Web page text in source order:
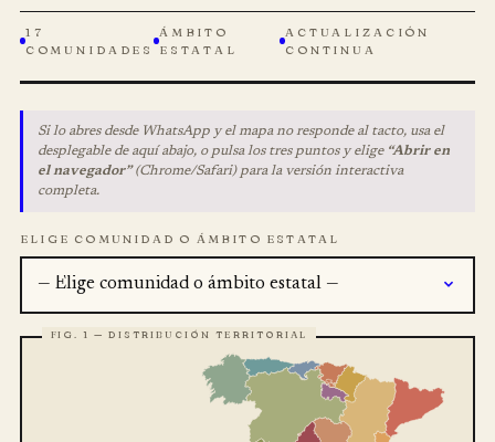
17
COMUNIDADES
ÁMBITO
ESTATAL
ACTUALIZACIÓN
CONTINUA
Si lo abres desde WhatsApp y el mapa no responde al tacto, usa el
desplegable de aquí abajo, o pulsa los tres puntos y elige “Abrir en
el navegador”(Chrome/Safari) para la versión interactiva
completa.
ELIGE COMUNIDAD O ÁMBITO ESTATAL